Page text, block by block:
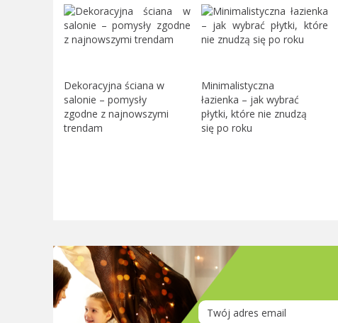
Dekoracyjna ściana w
salonie – pomysły
zgodne z najnowszymi
trendam
Minimalistyczna
łazienka – jak wybrać
płytki, które nie znudzą
się po roku